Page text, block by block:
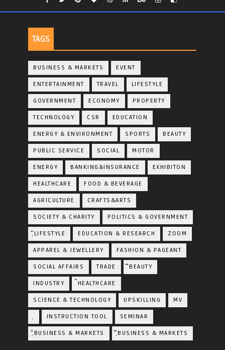
TAGS
BUSINESS & MARKETS EVENT
ENTERTAINMENT TRAVEL LIFESTYLE
GOVERNMENT ECONOMY PROPERTY
TECHNOLOGY CSR EDUCATION
ENERGY & ENVIRONMENT SPORTS BEAUTY
PUBLIC SERVICE SOCIAL MOTOR
ENERGY BANKING&INSURANCE EXHIBITON
HEALTHCARE FOOD & BEVERAGE
AGRICULTURE CRAFTS&ARTS
SOCIETY & CHARITY POLITICS & GOVERNMENT
ฺัLIFESTYLE EDUCATION & RESEARCH ZOOM
APPAREL & JEWELLERY FASHION & PAGEANT
SOCIAL AFFAIRS TRADE ิBEAUTY
INDUSTRY ้HEALTHCARE
SCIENCE & TECHNOLOGY UPSKILLING MV
INSTRUCTION TOOL SEMINAR
ฺัBUSINESS & MARKETS ฺิBUSINESS & MARKETS